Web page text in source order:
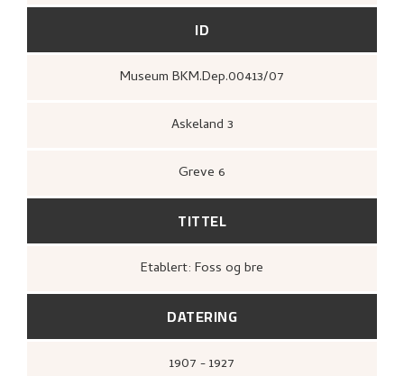
ID
Museum BKM.Dep.00413/07
Askeland 3
Greve 6
TITTEL
Etablert: Foss og bre
DATERING
1907 - 1927